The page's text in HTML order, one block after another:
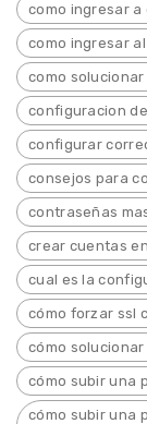
como ingresar a
como ingresar
como
configuracion
configurar
consejos para
contraseñas
crear cuentas
cual es la
cómo forzar ssl
cómo
cómo subir una
cómo subir una